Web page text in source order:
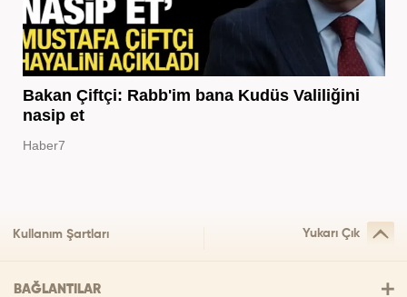
Bakan Çiftçi: Rabb'im bana Kudüs Valiliğini
nasip et
Haber7
Kullanım Şartları Yukarı Çık
BAĞLANTILAR